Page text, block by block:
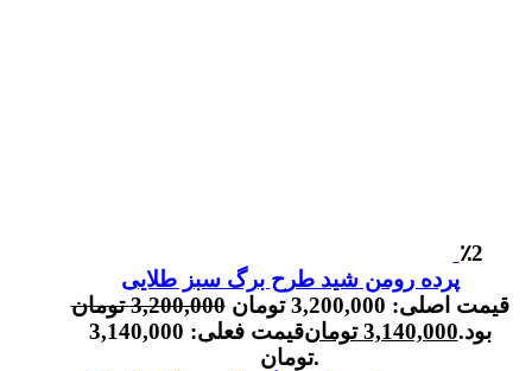
٪2
پرده رومن شید طرح برگ سبز طلایی
3,200,000 تومان
قیمت اصلی: 3,200,000 تومان
بود.3,140,000 تومان
قیمت فعلی: 3,140,000
تومان.